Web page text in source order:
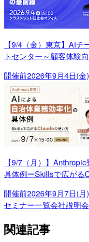
【9/4（金）東京】AI
トセンター～顧客体験
開催前2026年9月4日(金
【9/7（月）】
具体例ーSkillsで広がる
開催前2026年9月7日(月
セミナー一覧会社説明
関連記事